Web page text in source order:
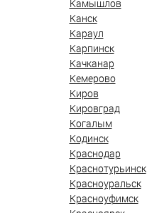
Камышлов
Канск
Караул
Карпинск
Качканар
Кемерово
Киров
Кировград
Когалым
Кодинск
Краснодар
Краснотурьинск
Красноуральск
Красноуфимск